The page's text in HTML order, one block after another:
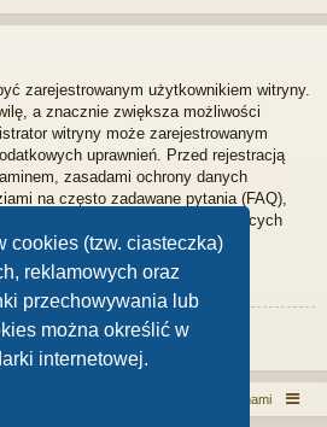
cookies (tzw. ciasteczka)
reklamowych oraz
przechowywania lub
można określić w
internetowej.
zarejestrowanym użytkownikiem witryny.
a znacznie zwiększa możliwości
witryny może zarejestrowanym
uprawnień. Przed rejestracją
zasadami ochrony danych
na często zadawane pytania (FAQ),
podstawowych zagadnień dotyczących
danych osobowych
Kontakt z nami